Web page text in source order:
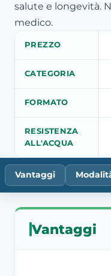
salute e longevità.
medico.
PREZZO
CATEGORIA
FORMATO
RESISTENZA
ALL'ACQUA
Vantaggi
Vantaggi